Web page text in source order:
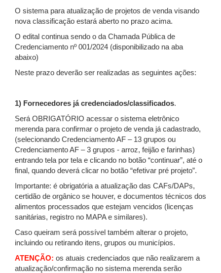
O sistema para atualização de projetos de venda visando
nova classificação estará aberto no prazo acima.
O edital continua sendo o da Chamada Pública de
Credenciamento nº 001/2024 (disponibilizado na aba
abaixo)
Neste prazo deverão ser realizadas as seguintes ações:
1) Fornecedores já credenciados/classificados.
Será OBRIGATÓRIO acessar o sistema eletrônico
merenda para confirmar o projeto de venda já cadastrado,
(selecionando Credenciamento AF – 13 grupos ou
Credenciamento AF – 3 grupos - arroz, feijão e farinhas)
entrando tela por tela e clicando no botão “continuar”, até o
final, quando deverá clicar no botão “efetivar pré projeto”.
Importante: é obrigatória a atualização das CAFs/DAPs,
certidão de orgânico se houver, e documentos técnicos dos
alimentos processados que estejam vencidos (licenças
sanitárias, registro no MAPA e similares).
Caso queiram será possível também alterar o projeto,
incluindo ou retirando itens, grupos ou municípios.
ATENÇÃO: os atuais credenciados que não realizarem a
atualização/confirmação no sistema merenda serão